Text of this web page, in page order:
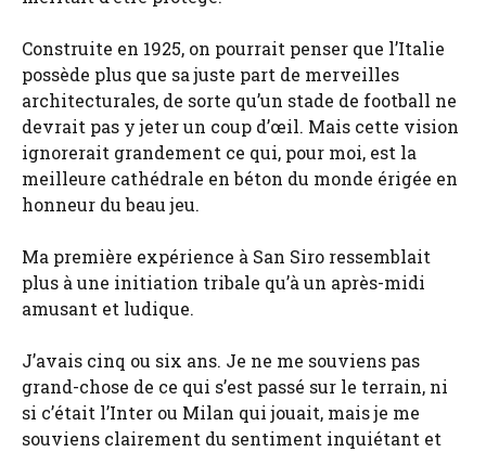
Construite en 1925, on pourrait penser que l’Italie
possède plus que sa juste part de merveilles
architecturales, de sorte qu’un stade de football ne
devrait pas y jeter un coup d’œil. Mais cette vision
ignorerait grandement ce qui, pour moi, est la
meilleure cathédrale en béton du monde érigée en
honneur du beau jeu.
Ma première expérience à San Siro ressemblait
plus à une initiation tribale qu’à un après-midi
amusant et ludique.
J’avais cinq ou six ans. Je ne me souviens pas
grand-chose de ce qui s’est passé sur le terrain, ni
si c’était l’Inter ou Milan qui jouait, mais je me
souviens clairement du sentiment inquiétant et